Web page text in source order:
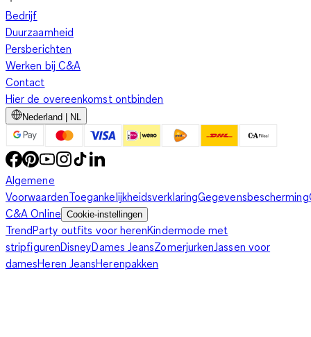
Bedrijf
Duurzaamheid
Persberichten
Werken bij C&A
Contact
Hier de overeenkomst ontbinden
Nederland | NL
Algemene
VoorwaardenToegankelijkheidsverklaringGegevensbescherming
C&A Online Cookie-instellingen
TrendParty outfits voor herenKindermode met
stripfigurenDisneyDames JeansZomerjurken Jassen voor
damesHeren JeansHerenpakken